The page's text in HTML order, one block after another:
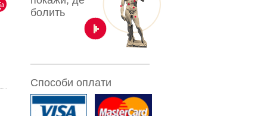
болить
Способи оплати